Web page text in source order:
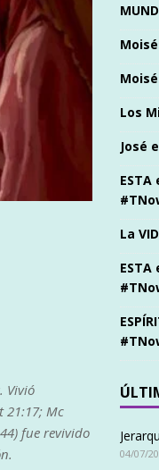
Vivió
21:17; Mc
​ fue revivido
Los
José
ESTA
La
ESTA
04/07/